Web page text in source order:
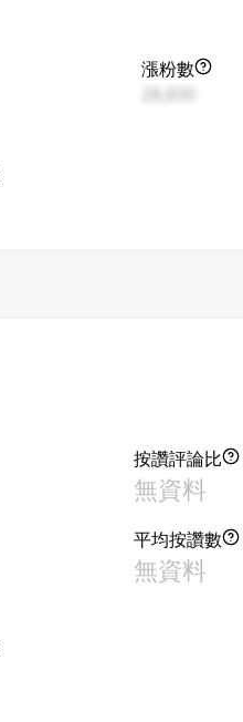
漲粉數
按讚評論比
無資料
平均按讚數
無資料